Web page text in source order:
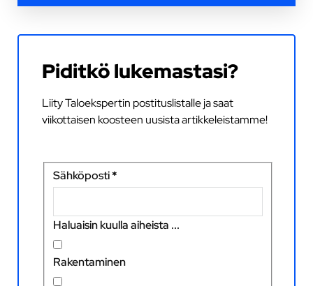
Piditkö lukemastasi?
Liity Taloekspertin postituslistalle ja saat
viikottaisen koosteen uusista artikkeleistamme!
Sähköposti*
Haluaisin kuulla aiheista ...
Rakentaminen